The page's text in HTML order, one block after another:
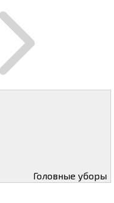
Головные уборы